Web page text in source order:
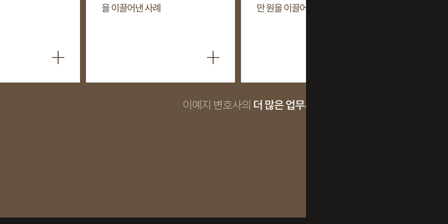
+
을 이끌어낸 사례
+
만 원을 이끌어낸 사례
이예지 변호사의 더 많은 업무사례